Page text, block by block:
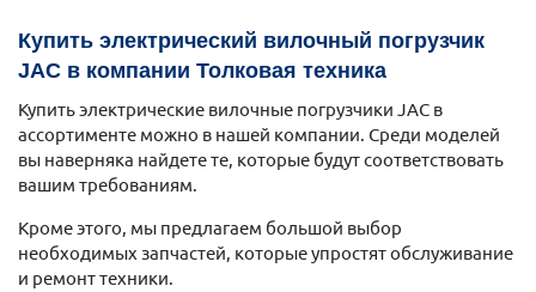
Купить электрический вилочный погрузчик
JAC в компании Толковая техника
Купить электрические вилочные погрузчики JAC в
ассортименте можно в нашей компании. Среди моделей
вы наверняка найдете те, которые будут соответствовать
вашим требованиям.
Кроме этого, мы предлагаем большой выбор
необходимых запчастей, которые упростят обслуживание
и ремонт техники.